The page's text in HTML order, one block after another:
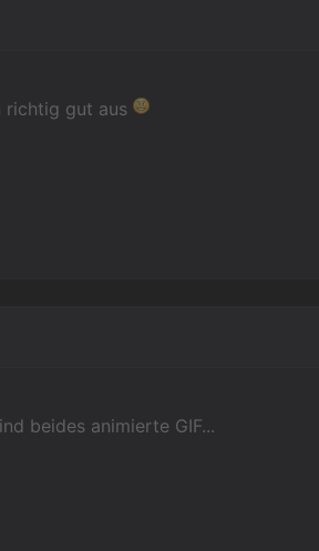
richtig gut aus
beides animierte GIF...